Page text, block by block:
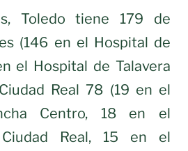
Toledo tiene 179 de
(146 en el Hospital de
el Hospital de Talavera
Real 78 (19 en el
Centro, 18 en el
Real, 15 en el